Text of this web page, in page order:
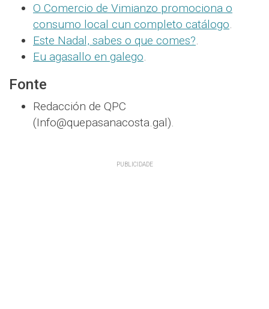
O Comercio de Vimianzo promociona o
consumo local cun completo catálogo.
Este Nadal, sabes o que comes?.
Eu agasallo en galego.
Fonte
Redacción de QPC
(Info@quepasanacosta.gal).